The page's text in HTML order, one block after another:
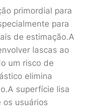
primordial para
para
de estimação.A
lascas ao
um risco de
elimina
superfície lisa
os usuários